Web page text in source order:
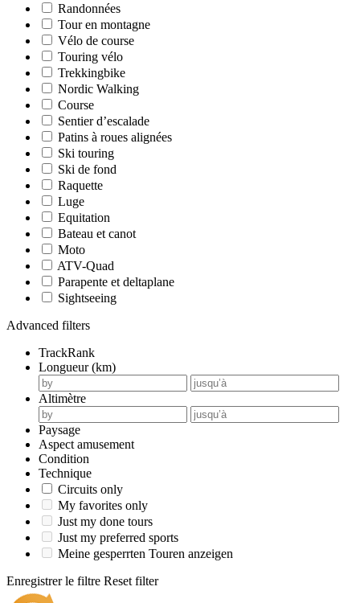
Randonnées
Tour en montagne
Vélo de course
Touring vélo
Trekkingbike
Nordic Walking
Course
Sentier d’escalade
Patins à roues alignées
Ski touring
Ski de fond
Raquette
Luge
Equitation
Bateau et canot
Moto
ATV-Quad
Parapente et deltaplane
Sightseeing
Advanced filters
TrackRank
Longueur (km)
Altimètre
Paysage
Aspect amusement
Condition
Technique
Circuits only
My favorites only
Just my done tours
Just my preferred sports
Meine gesperrten Touren anzeigen
Enregistrer le filtre Reset filter